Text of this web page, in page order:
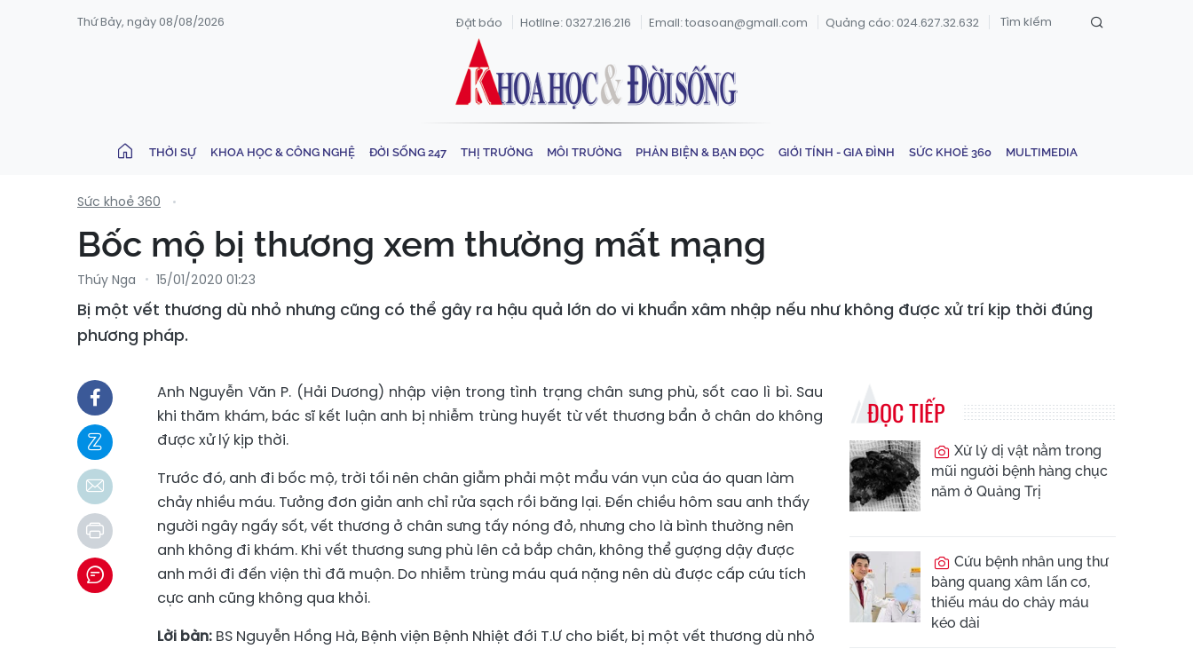
Thứ Bảy, ngày 08/08/2026 Đặt báo Hotline: 0327.216.216 Email: toasoan@gmail.com Quảng cáo: 024.627.32.632
THỜI SỰ KHOA HỌC & CÔNG NGHỆ ĐỜI SỐNG 247 THỊ TRƯỜNG MÔI TRƯỜNG PHẢN BIỆN & BẠN ĐỌC GIỚI TÍNH - GIA ĐÌNH SỨC KHOẺ 360 MULTIMEDIA
Sức khoẻ 360
Bốc mộ bị thương xem thường mất mạng
Thúy Nga 15/01/2020 01:23
Bị một vết thương dù nhỏ nhưng cũng có thể gây ra hậu quả lớn do vi khuẩn xâm nhập nếu như không được xử trí kịp thời đúng
phương pháp.
Anh Nguyễn Văn P. (Hải Dương) nhập viện trong tình trạng chân sưng phù, sốt cao lì bì. Sau
khi thăm khám, bác sĩ kết luận anh bị nhiễm trùng huyết từ vết thương bẩn ở chân do không
được xử lý kịp thời.
Trước đó, anh đi bốc mộ, trời tối nên chân giẫm phải một mẩu ván vụn của áo quan làm
chảy nhiều máu. Tưởng đơn giản anh chỉ rửa sạch rồi băng lại. Đến chiều hôm sau anh thấy
người ngây ngấy sốt, vết thương ở chân sưng tấy nóng đỏ, nhưng cho là bình thường nên
anh không đi khám. Khi vết thương sưng phù lên cả bắp chân, không thể gượng dậy được
anh mới đi đến viện thì đã muộn. Do nhiễm trùng máu quá nặng nên dù được cấp cứu tích
cực anh cũng không qua khỏi.
Lời bàn: BS Nguyễn Hồng Hà, Bệnh viện Bệnh Nhiệt đới T.Ư cho biết, bị một vết thương dù nhỏ
ĐỌC TIẾP
Xử lý dị vật nằm trong
mũi người bệnh hàng chục
năm ở Quảng Trị
Cứu bệnh nhân ung thư
bàng quang xâm lấn cơ,
thiếu máu do chảy máu
kéo dài